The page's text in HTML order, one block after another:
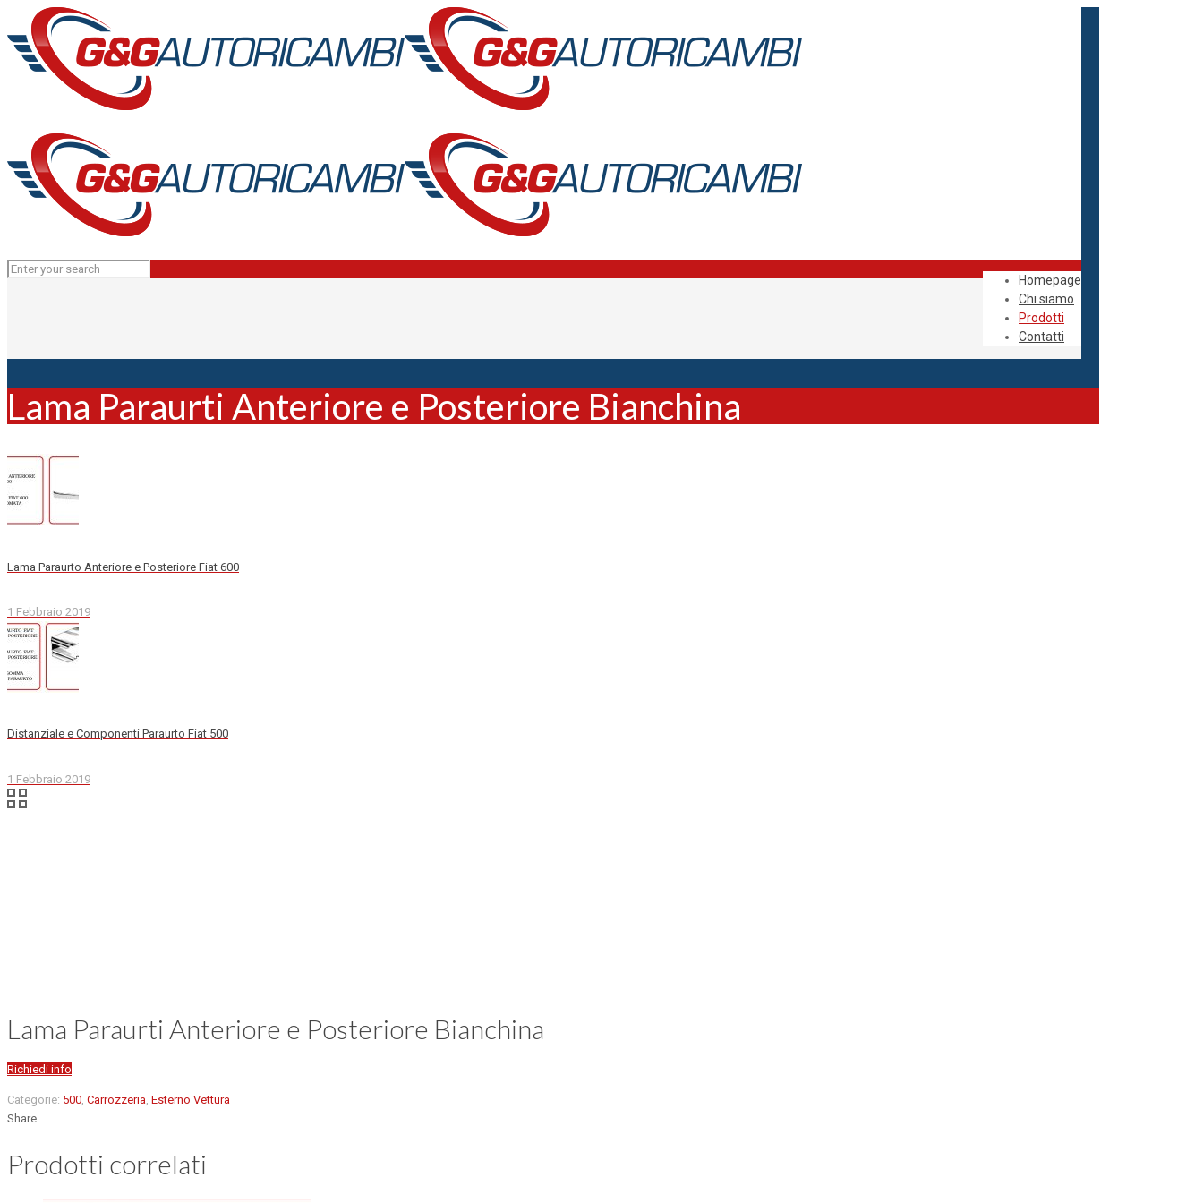
Homepage
Chi siamo
Prodotti
Contatti
Lama Paraurti Anteriore e Posteriore Bianchina
Lama Paraurto Anteriore e Posteriore Fiat 600
1 Febbraio 2019
Distanziale e Componenti Paraurto Fiat 500
1 Febbraio 2019
Lama Paraurti Anteriore e Posteriore Bianchina
Richiedi info
Categorie: 500 Carrozzeria Esterno Vettura
Share
Prodotti correlati